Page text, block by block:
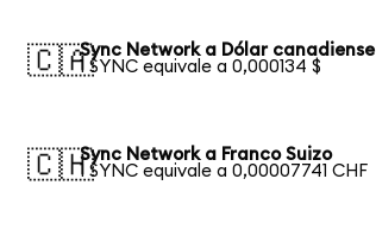
🇨🇦Sync Network a Dólar canadiense
1 SYNC equivale a 0,000134 $
🇨🇭Sync Network a Franco Suizo
1 SYNC equivale a 0,00007741 CHF